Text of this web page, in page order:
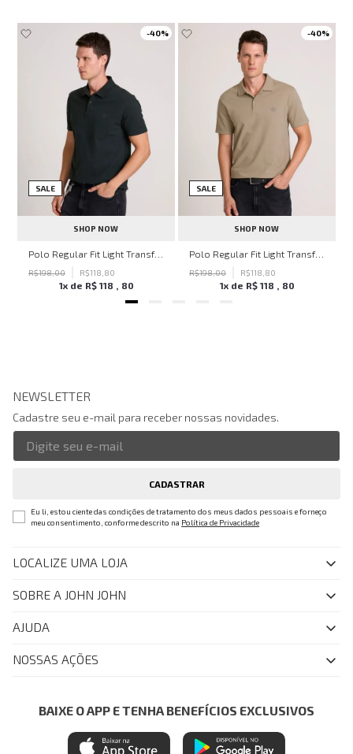
-40%
SALE
SHOP NOW
Polo Regular Fit Light Transfer Verde Escuro John John Masculina
R$198,00 R$118 80
1x de R$ 118 80
-40%
SALE
SHOP NOW
Polo Regular Fit Light Transfer Bege Médio John John Masculina
R$198,00 R$118 80
1x de R$ 118 80
NEWSLETTER
Cadastre seu e-mail para receber nossas novidades.
CADASTRAR
Eu li, estou ciente das condições de tratamento dos meus dados pessoais e forneço
meu consentimento, conforme descrito na Política de Privacidade
LOCALIZE UMA LOJA
SOBRE A JOHN JOHN
Quem Somos
John John Club
Painel de Privacidade
Central de Preferências
AJUDA
FAQ
Regulamentos
NOSSAS AÇÕES
Azul Fidelidade
Mastercard
BAIXE O APP E TENHA BENEFÍCIOS EXCLUSIVOS